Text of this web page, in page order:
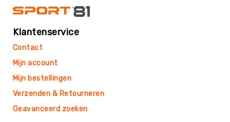
Skate
Sporten
Speedbadminton
Squash
Steppen
Tafeltennis
Tafelvoetbal
Klantenservice
Contact
Mijn account
Mijn bestellingen
Verzenden & Retourneren
Geavanceerd zoeken